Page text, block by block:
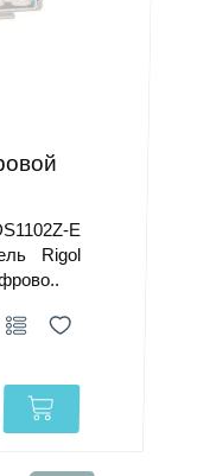
E
Rigol